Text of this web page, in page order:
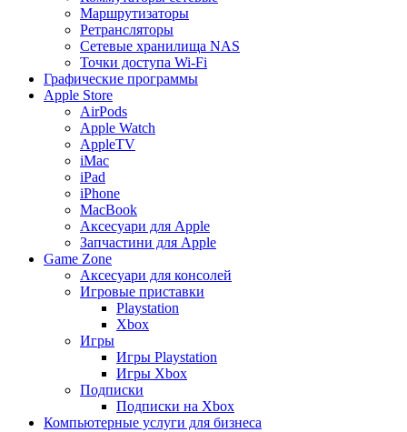
Маршрутизаторы
Ретрансляторы
Сетевые хранилища NAS
Точки доступа Wi-Fi
Графические программы
Apple Store
AirPods
Apple Watch
AppleTV
iMac
iPad
iPhone
MacBook
Аксесуари для Apple
Запчастини для Apple
Game Zone
Аксесуари для консолей
Игровые приставки
Playstation
Xbox
Игры
Игры Playstation
Игры Xbox
Подписки
Подписки на Xbox
Компьютерные услуги для бизнеса